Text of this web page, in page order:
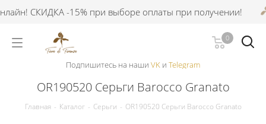
СКИДКА -15% при выборе оплаты при получении!
0
Подпишитесь на наши VK и Telegram
OR190520 Серьги Barocco Granato
Главная - Каталог - Серьги - OR190520 Серьги Barocco Granato